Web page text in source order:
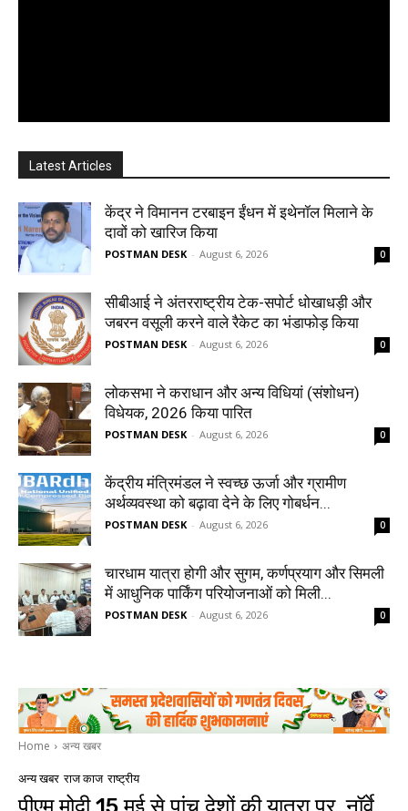
Latest Articles
केंद्र ने विमानन टरबाइन ईंधन में इथेनॉल मिलाने के
दावों को खारिज किया
POSTMAN DESK - August 6, 2026 0
सीबीआई ने अंतरराष्ट्रीय टेक-सपोर्ट धोखाधड़ी और
जबरन वसूली करने वाले रैकेट का भंडाफोड़ किया
POSTMAN DESK - August 6, 2026 0
लोकसभा ने कराधान और अन्य विधियां (संशोधन)
विधेयक, 2026 किया पारित
POSTMAN DESK - August 6, 2026 0
केंद्रीय मंत्रिमंडल ने स्वच्छ ऊर्जा और ग्रामीण
अर्थव्यवस्था को बढ़ावा देने के लिए गोबर्धन...
POSTMAN DESK - August 6, 2026 0
चारधाम यात्रा होगी और सुगम, कर्णप्रयाग और सिमली
में आधुनिक पार्किंग परियोजनाओं को मिली...
POSTMAN DESK - August 6, 2026 0